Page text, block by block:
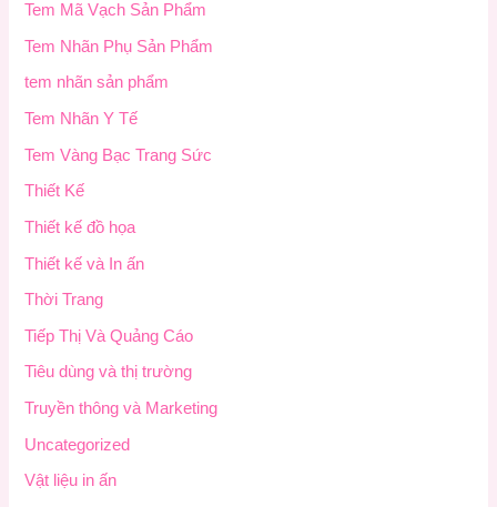
Tem Mã Vạch Sản Phẩm
Tem Nhãn Phụ Sản Phẩm
tem nhãn sản phẩm
Tem Nhãn Y Tế
Tem Vàng Bạc Trang Sức
Thiết Kế
Thiết kế đồ họa
Thiết kế và In ấn
Thời Trang
Tiếp Thị Và Quảng Cáo
Tiêu dùng và thị trường
Truyền thông và Marketing
Uncategorized
Vật liệu in ấn